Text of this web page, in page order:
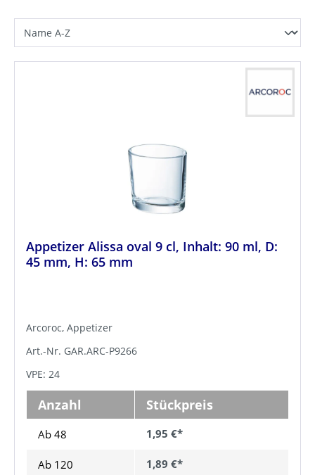
Appetizer Alissa oval 9 cl, Inhalt: 90 ml, D:
45 mm, H: 65 mm
Arcoroc, Appetizer
Art.-Nr. GAR.ARC-P9266
VPE: 24
Anzahl Stückpreis
Ab 48 1,95 €*
Ab 120 1,89 €*